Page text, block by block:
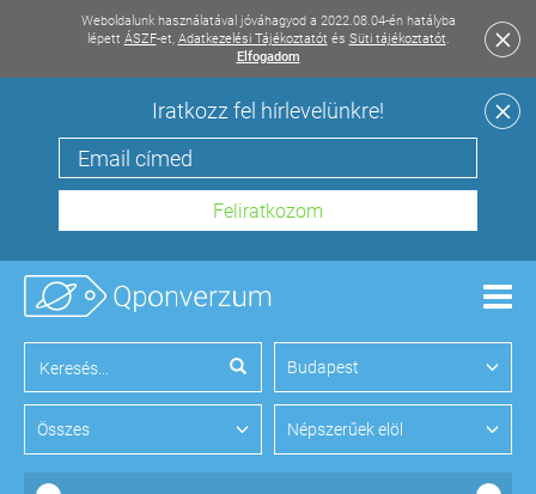
Weboldalunk használatával jóváhagyod a 2022.08.04-én hatályba
lépett ÁSZF-et, Adatkezelési Tájékoztatót és Süti tájékoztatót.
Elfogadom
Iratkozz fel hírlevelünkre!
Budapest
Összes Népszerűek elöl